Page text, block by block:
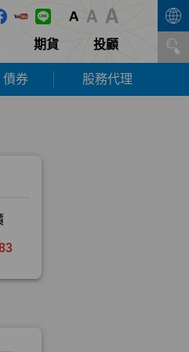
期貨 投顧
債券 股務代理